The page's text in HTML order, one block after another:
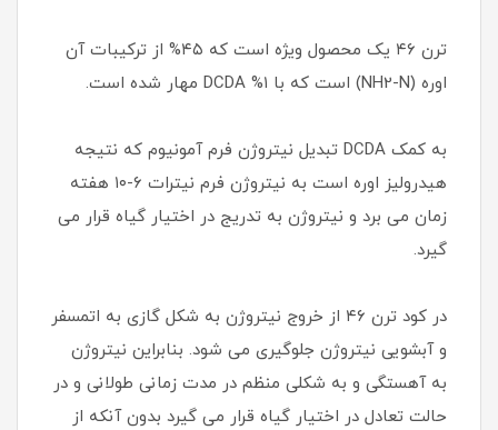
ترن ۴۶ یک محصول ویژه است که ۴۵% از ترکیبات آن
اوره (NH2-N) است که با ۱% DCDA مهار شده است.
به کمک DCDA تبدیل نیتروژن فرم آمونیوم که نتیجه
هیدرولیز اوره است به نیتروژن فرم نیترات ۶-۱۰ هفته
زمان می برد و نیتروژن به تدریج در اختیار گیاه قرار می
گیرد.
در کود ترن ۴۶ از خروج نیتروژن به شکل گازی به اتمسفر
و آبشویی نیتروژن جلوگیری می شود. بنابراین نیتروژن
به آهستگی و به شکلی منظم در مدت زمانی طولانی و در
حالت تعادل در اختیار گیاه قرار می گیرد بدون آنکه از